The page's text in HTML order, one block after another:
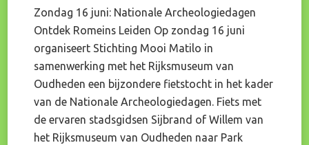
Zondag 16 juni: Nationale Archeologiedagen
Ontdek Romeins Leiden Op zondag 16 juni
organiseert Stichting Mooi Matilo in
samenwerking met het Rijksmuseum van
Oudheden een bijzondere fietstocht in het kader
van de Nationale Archeologiedagen. Fiets met
de ervaren stadsgidsen Sijbrand of Willem van
het Rijksmuseum van Oudheden naar Park